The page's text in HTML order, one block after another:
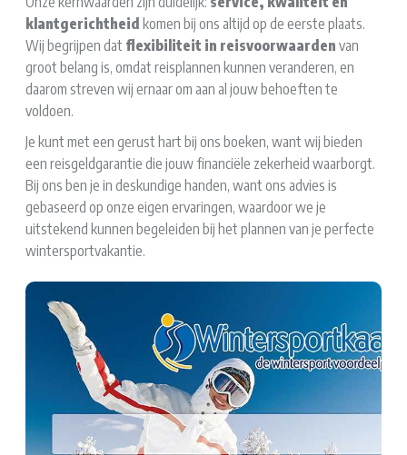
klantgerichtheid komen bij ons altijd op de eerste plaats.
Wij begrijpen dat flexibiliteit in reisvoorwaarden van
groot belang is, omdat reisplannen kunnen veranderen, en
daarom streven wij ernaar om aan al jouw behoeften te
voldoen.
Je kunt met een gerust hart bij ons boeken, want wij bieden
een reisgeldgarantie die jouw financiële zekerheid waarborgt.
Bij ons ben je in deskundige handen, want ons advies is
gebaseerd op onze eigen ervaringen, waardoor we je
uitstekend kunnen begeleiden bij het plannen van je perfecte
wintersportvakantie.